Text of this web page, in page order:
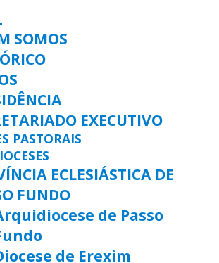
SOMOS
EXECUTIVO
PASTORAIS
ECLESIÁSTICA DE
FUNDO
de Passo
de Erexim